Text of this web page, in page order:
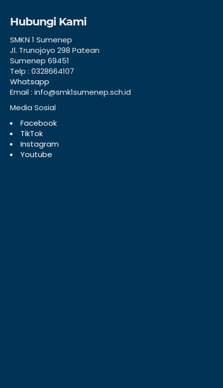
Hubungi Kami
SMKN 1 Sumenep
Jl. Trunojoyo 298 Patean
Sumenep 69451
Telp : 0328664107
Whatsapp
Email : info@smk1sumenep.sch.id
Media Sosial
Facebook
TikTok
Instagram
Youtube